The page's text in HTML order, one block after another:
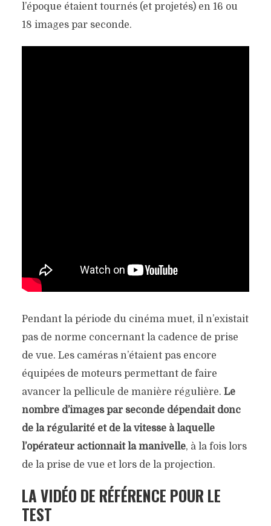
l’époque étaient tournés (et projetés) en 16 ou
18 images par seconde.
Pendant la période du cinéma muet, il n’existait
pas de norme concernant la cadence de prise
de vue. Les caméras n’étaient pas encore
équipées de moteurs permettant de faire
avancer la pellicule de manière régulière. Le
nombre d’images par seconde dépendait donc
de la régularité et de la vitesse à laquelle
l’opérateur actionnait la manivelle, à la fois lors
de la prise de vue et lors de la projection.
LA VIDÉO DE RÉFÉRENCE POUR LE
TEST